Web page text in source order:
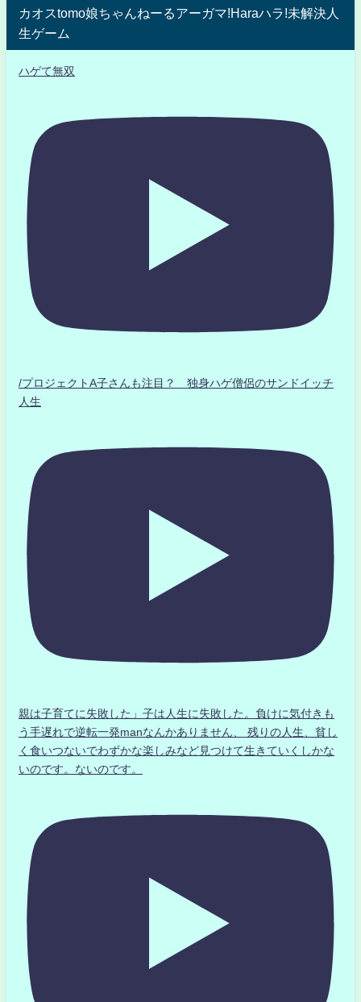
カオスtomo娘ちゃんねーるアーガマ!Haraハラ!未解決人
生ゲーム
ハゲて無双
/プロジェクトA子さんも注目？ 独身ハゲ僧侶のサンドイッチ
人生
親は子育てに失敗した」子は人生に失敗した。負けに気付きも
う手遅れで逆転一発manなんかありません、 残りの人生、貧し
く食いつないでわずかな楽しみなど見つけて生きていくしかな
いのです。ないのです。